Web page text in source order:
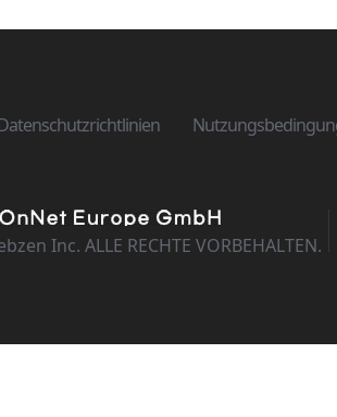
Inc. ALLE RECHTE VORBEHALTEN.